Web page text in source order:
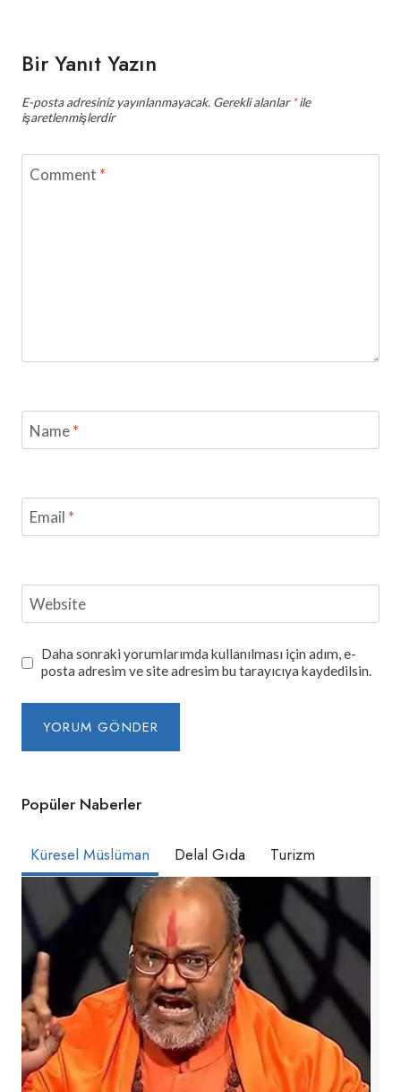
Bir Yanıt Yazın
E-posta adresiniz yayınlanmayacak. Gerekli alanlar*ile
işaretlenmişlerdir
Comment *
Name*
Email *
Website
Daha sonraki yorumlarımda kullanılması için adım, e-
posta adresim ve site adresim bu tarayıcıya kaydedilsin.
Popüler Naberler
Küresel Müslüman Delal Gıda Turizm